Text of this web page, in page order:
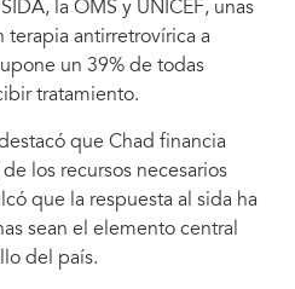
la OMS y UNICEF, unas
terapia antirretrovírica a
un 39% de todas
tratamiento.
que Chad financia
los recursos necesarios
que la respuesta al sida ha
sean el elemento central
del país.